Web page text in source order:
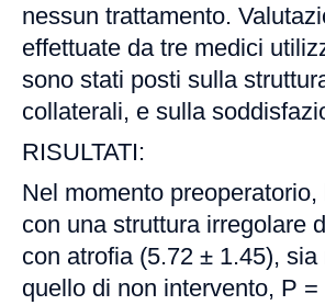
nessun trattamento.
effettuate da tre medici
sono stati posti sulla
collaterali, e sulla
RISULTATI:
Nel momento
con una struttura irregolare
con atrofia (5.72 ± 1.45),
quello di non intervento, P